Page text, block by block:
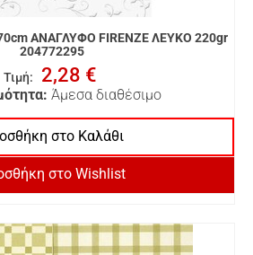
ΑΝΑΓΛΥΦΟ FIRENZE ΛΕΥΚΟ 220gr
204772295
Τιμή: 2,28 €
Άμεσα διαθέσιμο
στο Καλάθι
στο Wishlist